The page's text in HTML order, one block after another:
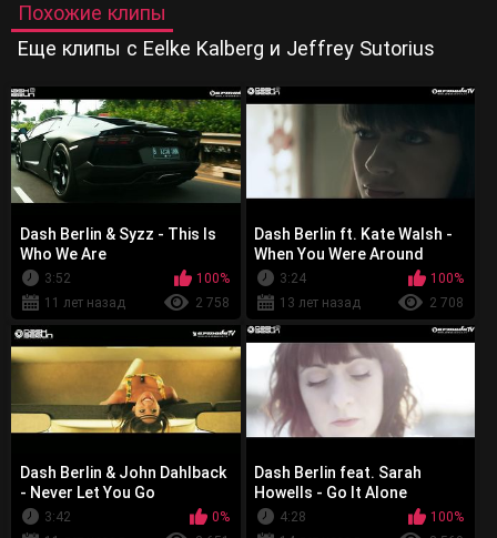
Похожие клипы
Еще клипы с Eelke Kalberg и Jeffrey Sutorius
Dash Berlin & Syzz - This Is
Who We Are
3:52
100%
11 лет назад
2 758
Dash Berlin ft. Kate Walsh -
When You Were Around
3:24
100%
13 лет назад
2 708
Dash Berlin & John Dahlback
- Never Let You Go
3:42
0%
Dash Berlin feat. Sarah
Howells - Go It Alone
4:28
100%